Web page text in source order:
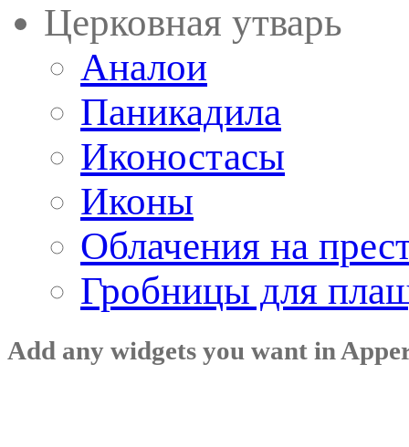
Церковная утварь
Аналои
Паникадила
Иконостасы
Иконы
Облачения на
Гробницы для
Add any widgets you want in